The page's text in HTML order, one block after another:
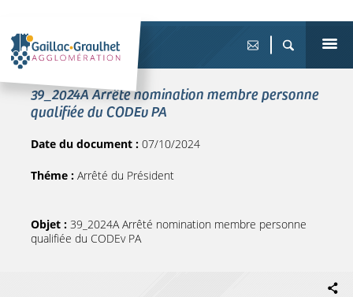
39_2024A Arrêté nomination membre personne
qualifiée du CODEv PA
Date du document : 07/10/2024
Théme : Arrêté du Président
Objet : 39_2024A Arrêté nomination membre personne
qualifiée du CODEv PA